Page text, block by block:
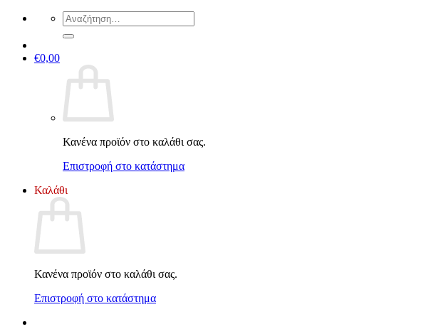
Αναζήτηση
για:
€0,00
Κανένα προϊόν στο καλάθι σας.
Επιστροφή στο κατάστημα
Καλάθι
Κανένα προϊόν στο καλάθι σας.
Επιστροφή στο κατάστημα